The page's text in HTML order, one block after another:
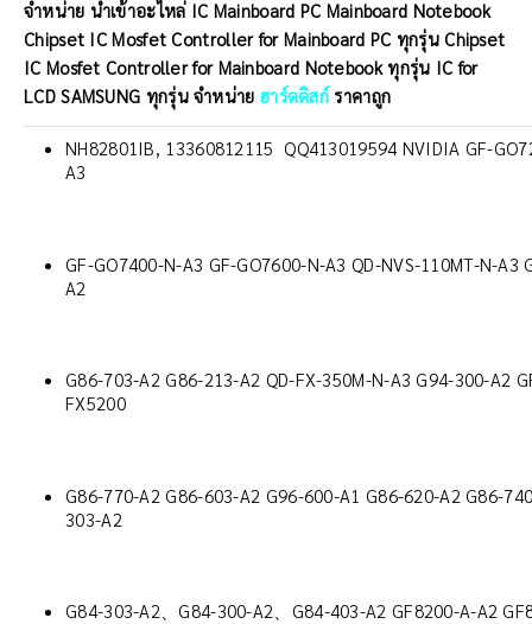
จำหน่าย นำเข้าอะไหล่ IC Mainboard PC Mainboard Notebook
Chipset IC Mosfet Controller for Mainboard PC ทุกรุ่น Chipset
IC Mosfet Controller for Mainboard Notebook ทุกรุ่น IC for
LCD SAMSUNG ทุกรุ่นจำหน่าย ฮาร์ดดิสก์ราคาถูก
NH82801IB, 13360812115 QQ413019594 NVIDIA GF-
A3
GF-GO7400-N-A3 GF-GO7600-N-A3 QD-NVS-110MT-N-A3
A2
G86-703-A2 G86-213-A2 QD-FX-350M-N-A3 G94-300-A2
FX5200
G86-770-A2 G86-603-A2 G96-600-A1 G86-620-A2 G86-
303-A2
G84-303-A2、G84-300-A2、G84-403-A2 GF8200-A-A2